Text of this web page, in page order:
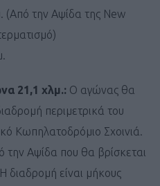
(Από την Αψίδα της New
21,1 χλμ.: Ο αγώνας θα
περιμετρικά του
Κωπηλατοδρόμιο Σχοινιά.
την Αψίδα που θα βρίσκεται
διαδρομή είναι μήκους